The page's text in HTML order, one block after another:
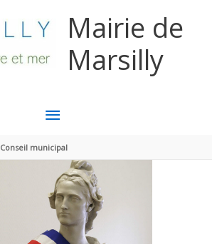
Mairie de
Marsilly
MENU
PRINCIPAL
Conseil municipal